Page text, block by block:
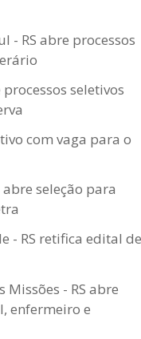
- RS abre processos
seletivos
com vaga para o
seleção para
- RS retifica edital de
- RS abre
enfermeiro e